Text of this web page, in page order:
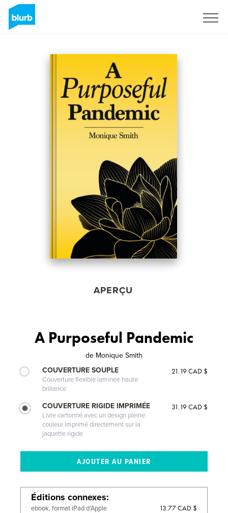
APERÇU
A Purposeful Pandemic
de Monique Smith
COUVERTURE SOUPLE
Couverture flexible laminée haute
brillance
21.19 CAD $
COUVERTURE RIGIDE IMPRIMÉE
Livre cartonné avec un design pleine
couleur imprimé directement sur la
jaquette rigide
31.19 CAD $
Éditions connexes
ebook, format iPad d'Apple 13.77 CAD $